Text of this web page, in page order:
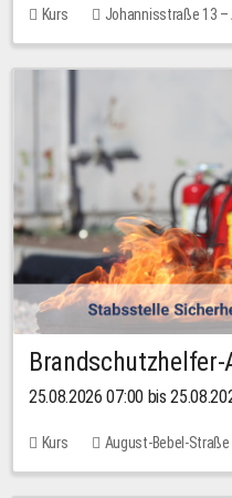
Kurs
Johannisstraße 13 –
Keine freien Plätze
25.08.2026 07:00 bis
Kurs August-Bebel-Straße